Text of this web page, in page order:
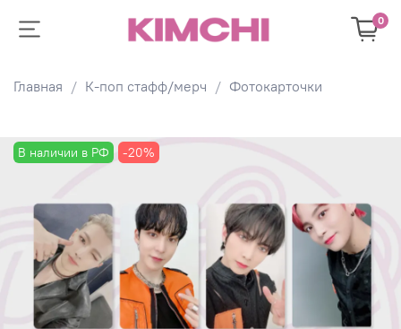
0
Главная К-поп стафф/мерч Фотокарточки
В наличии в РФ -20%